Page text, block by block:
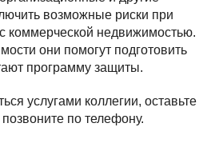
возможные риски при
коммерческой недвижимостью.
они помогут подготовить
программу защиты.
услугами коллегии, оставьте
по телефону.